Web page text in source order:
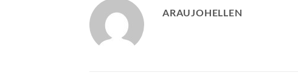
ARAUJOHELLEN